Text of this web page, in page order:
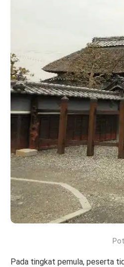
Pada tingkat pemula, peserta